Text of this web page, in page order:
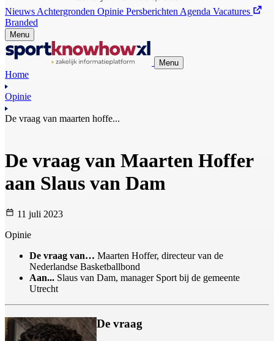
Nieuws Achtergronden Opinie Persberichten Agenda Vacatures
Branded
Menu
Menu
Home
Opinie
De vraag van maarten hoffe...
De vraag van Maarten Hoffer
aan Slaus van Dam
11 juli 2023
Opinie
De vraag van… Maarten Hoffer, directeur van de
Nederlandse Basketballbond
Aan... Slaus van Dam, manager Sport bij de gemeente
Utrecht
De vraag